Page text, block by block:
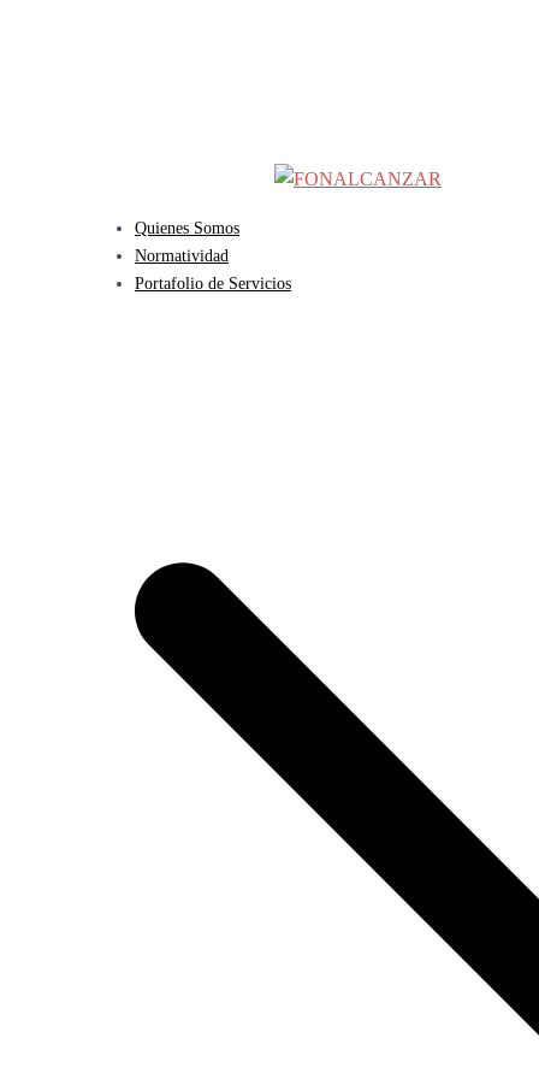
Quienes Somos
Normatividad
Portafolio de Servicios